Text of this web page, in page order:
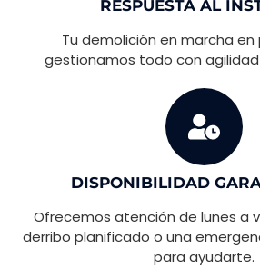
RESPUESTA AL
Tu demolición en marcha en
gestionamos todo con
DISPONIBILIDAD
Ofrecemos atención de lunes a
derribo planificado o una
para ayudarte.